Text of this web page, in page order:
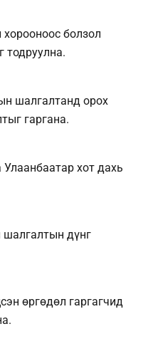
болзол
тодруулна.
шалгалтанд орох
гаргана.
хот дахь
дүнг
өргөдөл гаргагчид